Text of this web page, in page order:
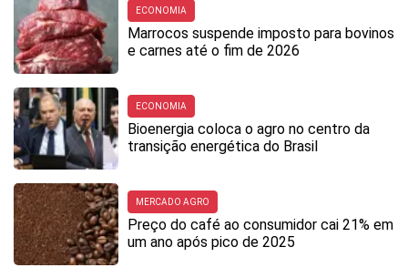
ECONOMIA
Marrocos suspende imposto para bovinos
e carnes até o fim de 2026
ECONOMIA
Bioenergia coloca o agro no centro da
transição energética do Brasil
MERCADO AGRO
Preço do café ao consumidor cai 21% em
um ano após pico de 2025